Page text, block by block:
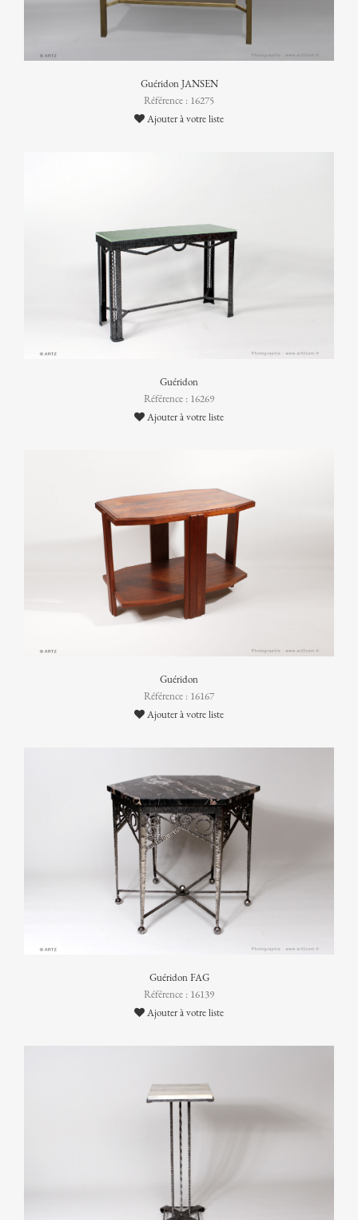
Guéridon JANSEN
Référence : 16275
Ajouter à votre liste
Guéridon
Référence : 16269
Ajouter à votre liste
Guéridon
Référence : 16167
Ajouter à votre liste
Guéridon FAG
Référence : 16139
Ajouter à votre liste